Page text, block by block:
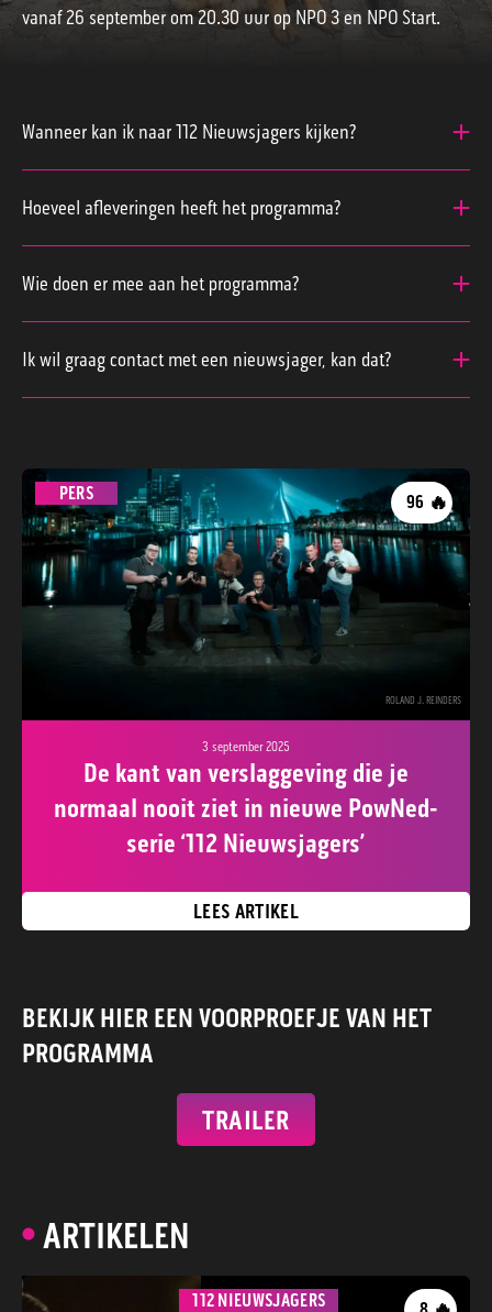
vanaf 26 september om 20.30 uur op NPO 3 en NPO Start.
Wanneer kan ik naar 112 Nieuwsjagers kijken?
112 Nieuwsjagers is vanaf 26 september
wekelijks te zien op NPO 3 en is in zijn geheel te
Hoeveel afleveringen heeft het programma?
112 Nieuwsjagers heeft 8 afleveringen.
Wie doen er mee aan het programma?
De persfotografen zijn Kyrlian de Bot, Justin
Egberts, Marcelino Herbert met zijn vriendin
Ik wil graag contact met een nieuwsjager, kan dat?
Je kunt een mail sturen naarpers@powned.tven
nemen met een van de persfotografen.
De kant van verslaggeving die je
normaal nooit ziet in nieuwe PowNed-
serie ‘112 Nieuwsjagers’
3 september 2025
ROLAND J. REINDERS
PERS
LEES ARTIKEL
96 🔥
BEKIJK HIER EEN VOORPROEFJE VAN HET
PROGRAMMA
TRAILER
ARTIKELEN
112 NIEUWSJAGERS